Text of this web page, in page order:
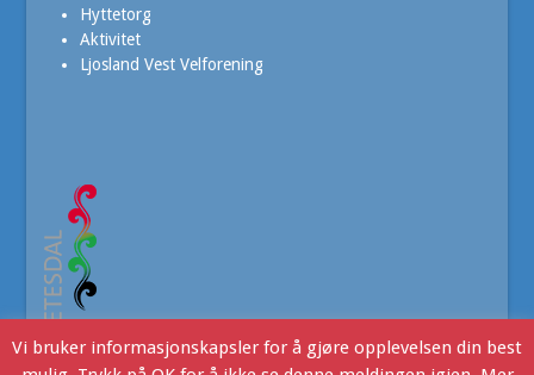
Hyttetorg
Aktivitet
Ljosland Vest Velforening
Vi bruker informasjonskapsler for å gjøre opplevelsen din best